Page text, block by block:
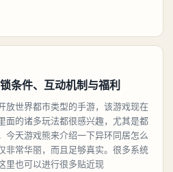
条件、互动机制与福利
放世界都市类型的手游，该游戏现在
面的诸多玩法都很感兴趣，尤其是都
今天游戏熊来介绍一下异环同居怎么
非常华丽，而且足够真实。很多系统
里也可以进行很多贴近现